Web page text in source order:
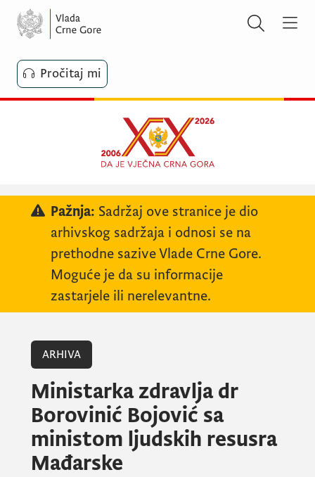
Pročitaj mi
Pažnja: Sadržaj ove stranice je dio
arhivskog sadržaja i odnosi se na
prethodne sazive Vlade Crne Gore.
Moguće je da su informacije
zastarjele ili nerelevantne.
ARHIVA
Ministarka zdravlja dr
Borovinić Bojović sa
ministom ljudskih resusra
Mađarske